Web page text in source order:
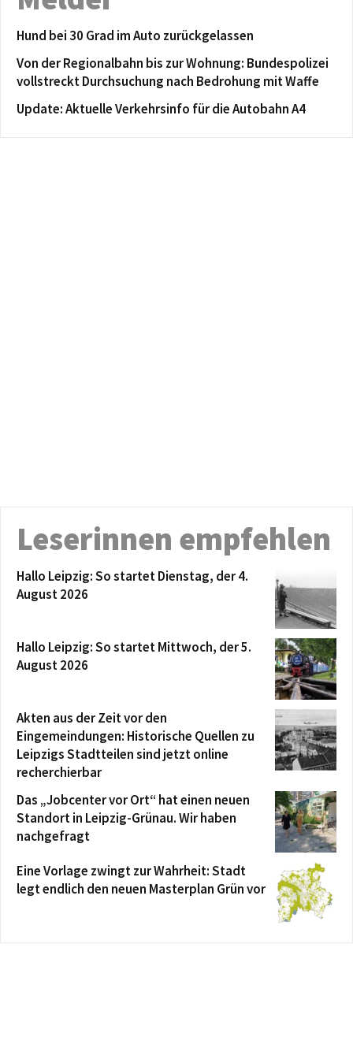
Hund bei 30 Grad im Auto zurückgelassen
Von der Regionalbahn bis zur Wohnung: Bundespolizei
vollstreckt Durchsuchung nach Bedrohung mit Waffe
Update: Aktuelle Verkehrsinfo für die Autobahn A4
Leserinnen empfehlen
Hallo Leipzig: So startet Dienstag, der 4.
August 2026
Hallo Leipzig: So startet Mittwoch, der 5.
August 2026
Akten aus der Zeit vor den
Eingemeindungen: Historische Quellen zu
Leipzigs Stadtteilen sind jetzt online
recherchierbar
Das „Jobcenter vor Ort“ hat einen neuen
Standort in Leipzig-Grünau. Wir haben
nachgefragt
Eine Vorlage zwingt zur Wahrheit: Stadt
legt endlich den neuen Masterplan Grün vor